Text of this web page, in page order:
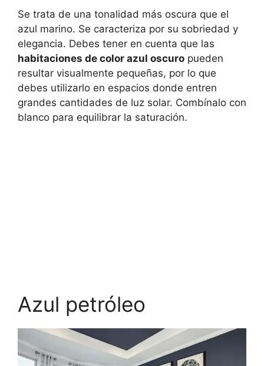
Se trata de una tonalidad más oscura que el
azul marino. Se caracteriza por su sobriedad y
elegancia. Debes tener en cuenta que las
habitaciones de color azul oscuro pueden
resultar visualmente pequeñas, por lo que
debes utilizarlo en espacios donde entren
grandes cantidades de luz solar. Combínalo con
blanco para equilibrar la saturación.
Azul petróleo